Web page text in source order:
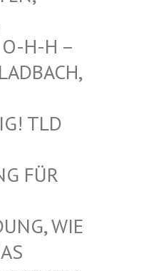
BERGIS
EBENFA
IST EI
D
.ORG!